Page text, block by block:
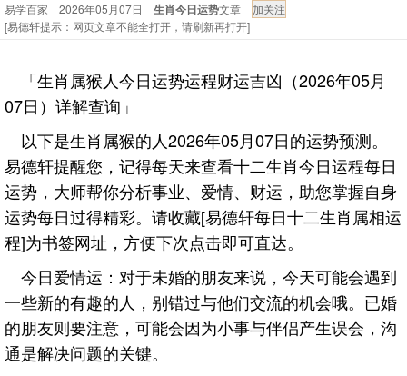
订！！
2025-10-01
2026丙午年铁笔居士精批年运说明
2025-10-12
易德轩通告：本网站易德轩商标及LOGO注册声明
2021-9-7
易学百家 2026年05月07日 生肖今日运势文章
[易德轩提示：网页文章不能全打开，请刷新再打开]
「生肖属猴人今日运势运程财运吉凶（2026年05月
07日）详解查询」
以下是生肖属猴的人2026年05月07日的运势预测。
易德轩提醒您，记得每天来查看十二生肖今日运程每日
运势，大师帮你分析事业、爱情、财运，助您掌握自身
运势每日过得精彩。请收藏[易德轩每日十二生肖属相运
程]为书签网址，方便下次点击即可直达。
今日爱情运：对于未婚的朋友来说，今天可能会遇到
一些新的有趣的人，别错过与他们交流的机会哦。已婚
的朋友则要注意，可能会因为小事与伴侣产生误会，沟
通是解决问题的关键。